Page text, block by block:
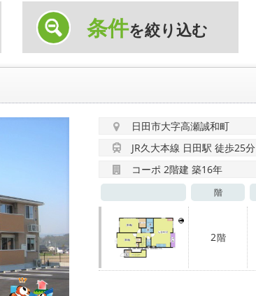
条件を絞り込む
日田市大字高瀬誠和町
JR久大本線 日田駅 徒歩25分
コーポ 2階建 築16年
階
2階